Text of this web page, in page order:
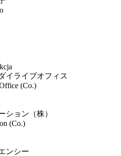
イライブオフィス
(Co.)
ション（株）
(Co.)
ンシー